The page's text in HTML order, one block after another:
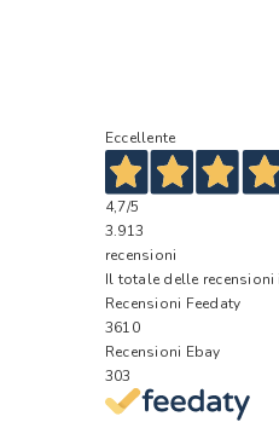
Eccellente
4,7/5
3.913
recensioni
Il totale delle
Recensioni Feedaty
3610
Recensioni Ebay
303